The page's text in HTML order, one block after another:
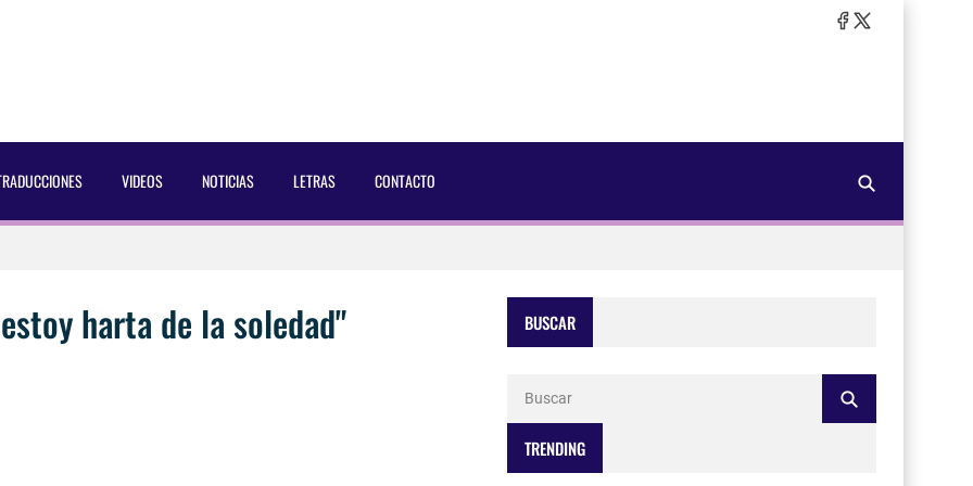
VIDEOS NOTICIAS LETRAS CONTACTO
Magazine [2025]
[2025]
harta de la soledad" BUSCAR
TRENDING